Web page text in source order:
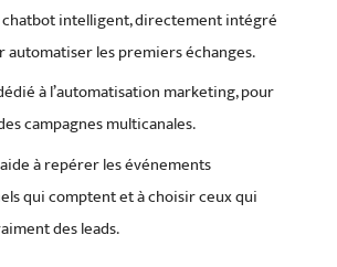
intelligent, directement intégré
automatiser les premiers échanges.
à l’automatisation marketing, pour
campagnes multicanales.
à repérer les événements
qui comptent et à choisir ceux qui
des leads.